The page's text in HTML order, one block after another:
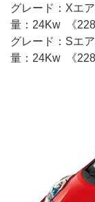
グレード：Xエ
量：24Kw 《228
グレード：Sエ
量：24Kw 《228